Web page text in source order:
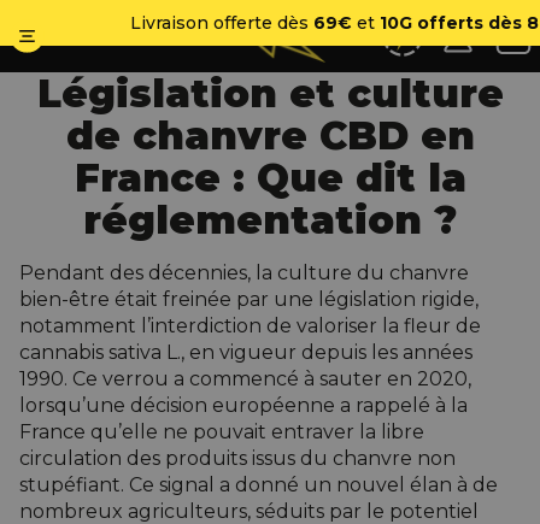
Livraison offerte dès 69€ et 10G offerts dès
Législation et culture
de chanvre CBD en
France : Que dit la
réglementation ?
Pendant des décennies, la culture du chanvre
bien-être était freinée par une législation rigide,
notamment l’interdiction de valoriser la fleur de
cannabis sativa L., en vigueur depuis les années
1990. Ce verrou a commencé à sauter en 2020,
lorsqu’une décision européenne a rappelé à la
France qu’elle ne pouvait entraver la libre
circulation des produits issus du chanvre non
stupéfiant. Ce signal a donné un nouvel élan à de
nombreux agriculteurs, séduits par le potentiel